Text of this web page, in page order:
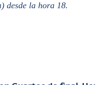
desde la hora 18.